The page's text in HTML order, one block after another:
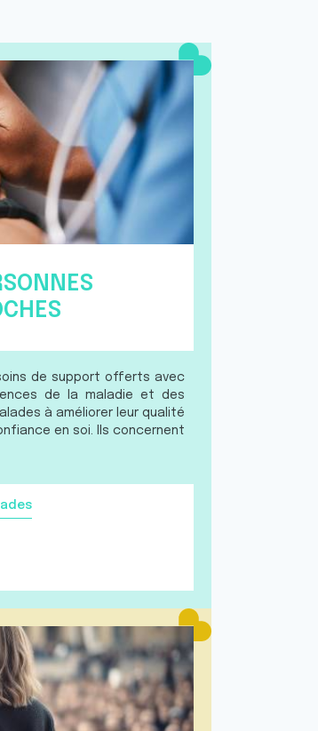
de support offerts avec
de la maladie et des
à améliorer leur qualité
en soi. Ils concernent